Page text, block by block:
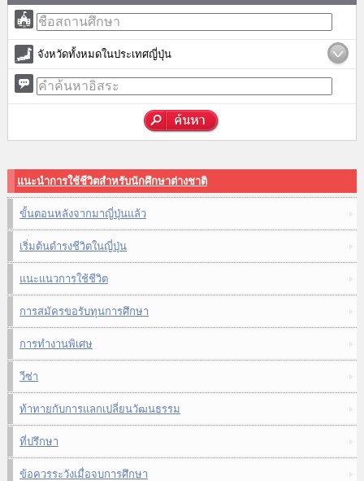
จังหวัดทั้งหมดในประเทศญี่ปุ่น
แนะนำการใช้ชีวิตสำหรับนักศึกษาต่างชาติ
ขั้นตอนหลังจากมาญี่ปุ่นแล้ว
เริ่มต้นดำรงชีวิตในญี่ปุ่น
แนะแนวการใช้ชีวิต
การสมัครขอรับทุนการศึกษา
การทำงานพิเศษ
วีซ่า
ท้าทายกับการแลกเปลี่ยนวัฒนธรรม
ที่ปรึกษา
ข้อควรระวังเมื่อจบการศึกษา